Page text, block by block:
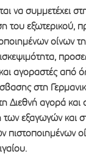
να συμμετέχει
του εξωτερικού,
οίνων
και αγοραστές από
στη
Διεθνή αγορά και
των εξαγωγών και
πιστοποιημένων